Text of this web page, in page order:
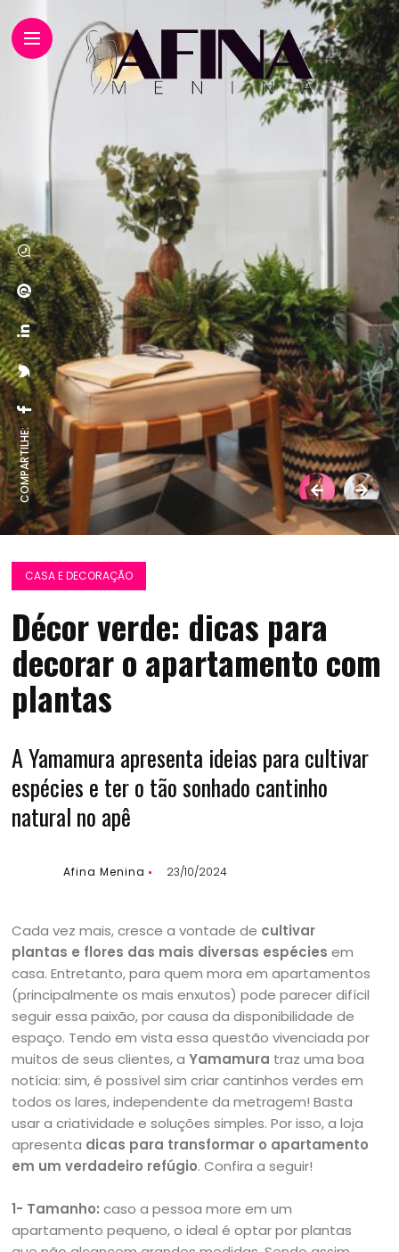
COMPARTILHE:
CASA E DECORAÇÃO
Décor verde: dicas para
decorar o apartamento com
plantas
A Yamamura apresenta ideias para cultivar
espécies e ter o tão sonhado cantinho
natural no apê
Afina Menina 23/10/2024
Cada vez mais, cresce a vontade de cultivar
plantas e flores das mais diversas espécies em
casa. Entretanto, para quem mora em apartamentos
(principalmente os mais enxutos) pode parecer difícil
seguir essa paixão, por causa da disponibilidade de
espaço. Tendo em vista essa questão vivenciada por
muitos de seus clientes, aYamamura traz uma boa
notícia: sim, é possível sim criar cantinhos verdes em
todos os lares, independente da metragem! Basta
usar a criatividade e soluções simples. Por isso, a loja
apresenta dicas para transformar o apartamento
em um verdadeiro refúgio. Confira a seguir!
1- Tamanho:caso a pessoa more em um
apartamento pequeno, o ideal é optar por plantas